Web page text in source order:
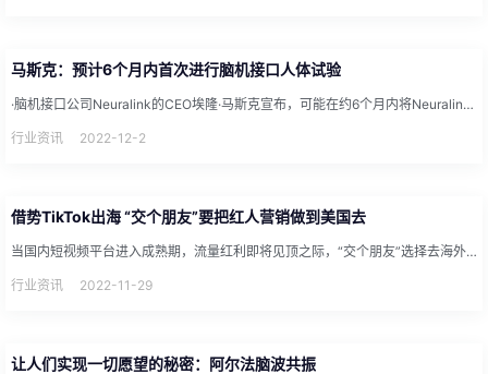
马斯克：预计6个月内首次进行脑机接口人体试验
·脑机接口公司Neuralink的CEO埃隆·马斯克宣布，可能在约6个月内将Neuralink安装在人体中，已...
行业资讯 2022-12-2
借势TikTok出海 “交个朋友”要把红人营销做到美国去
当国内短视频平台进入成熟期，流量红利即将见顶之际，“交个朋友”选择去海外“交朋友”。 11月29日，《每日经济...
行业资讯 2022-11-29
让人们实现一切愿望的秘密：阿尔法脑波共振